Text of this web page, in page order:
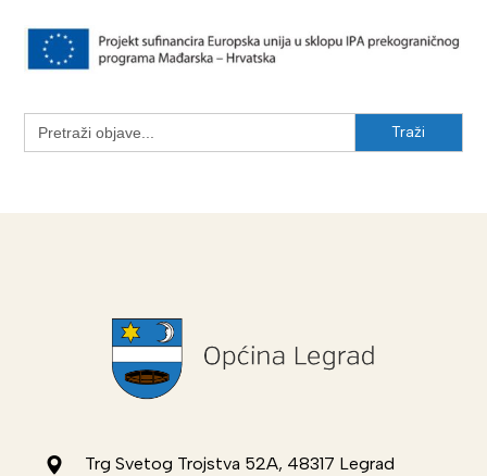
Search
for:
Trg Svetog Trojstva 52A, 48317 Legrad